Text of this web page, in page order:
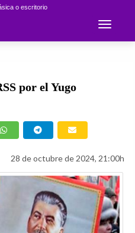
o escritorio
Toggle
por el Yugo
28 de octubre de 2024, 21:00h